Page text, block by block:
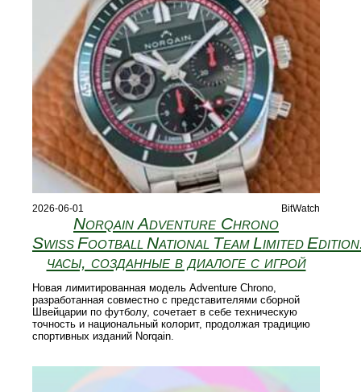
2026-06-01 BitWatch
Norqain Adventure Chrono
Swiss Football National Team Limited
часы, созданные в диалоге с игрой
Новая лимитированная модель Adventure Chrono,
разработанная совместно с представителями сборной
Швейцарии по футболу, сочетает в себе техническую
точность и национальный колорит, продолжая традицию
спортивных изданий Norqain.